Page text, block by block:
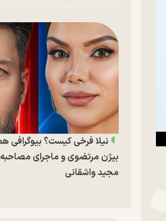
نیلا فرخی کیست؟ بیوگرافی
بیژن مرتضوی و ماجرای مصاحبه
مجید واشقانی